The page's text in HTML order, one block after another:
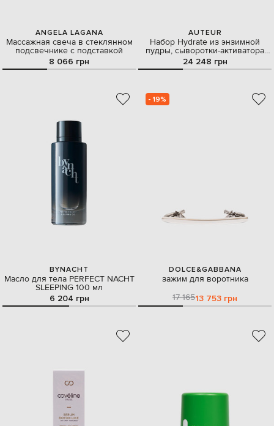
ANGELA LAGANA
Массажная свеча в стеклянном
подсвечнике с подставкой
8 066 грн
AUTEUR
Набор Hydrate из энзимной
пудры, сыворотки-активатора
гиалуроновой кислоты и крема
для лица
24 248 грн
BYNACHT
Масло для тела PERFECT NACHT
SLEEPING 100 мл
6 204 грн
- 19%
DOLCE&GABBANA
зажим для воротника
17 16513 753 грн